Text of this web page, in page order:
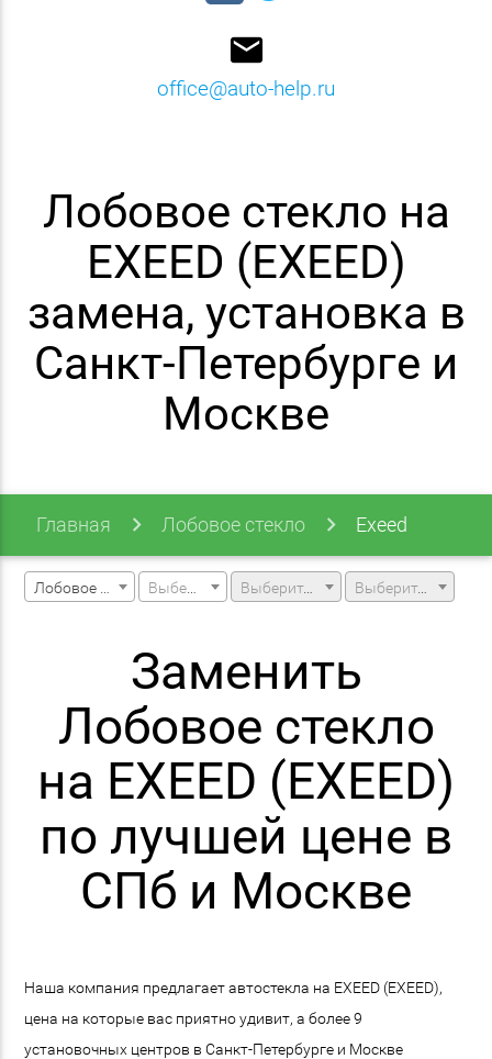
email
office@auto-help.ru
Лобовое стекло на
EXEED (EXEED)
замена, установка в
Санкт-Петербурге и
Москве
Главная Лобовое стекло Exeed
Выберите модель машины Выберите модификацию
Заменить
Лобовое стекло
на EXEED (EXEED)
по лучшей цене в
СПб и Москве
Наша компания предлагает автостекла на EXEED (EXEED),
цена на которые вас приятно удивит, а более 9
установочных центров в Санкт-Петербурге и Москве